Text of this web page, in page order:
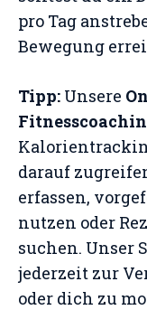
pro Tag
Bewegung
Tipp: Unsere
darauf
erfassen,
nutzen oder
suchen. Unser
jederzeit zur
oder dich zu